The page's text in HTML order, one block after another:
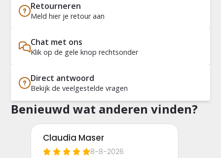
Retourneren
Meld hier je retour aan
Chat met ons
Klik op de gele knop rechtsonder
Direct antwoord
Bekijk de veelgestelde vragen
Benieuwd wat anderen vinden?